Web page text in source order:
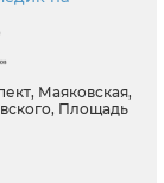
Маяковская,
Площадь